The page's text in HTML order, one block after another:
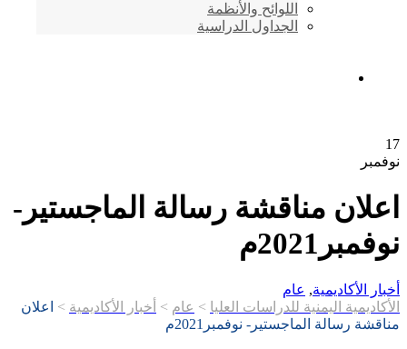
اللوائح والأنظمة
الجداول الدراسية
17
نوفمبر
اعلان مناقشة رسالة الماجستير-
نوفمبر2021م
أخبار الأكاديمية, عام
الأكاديمية اليمنية للدراسات العليا > عام > أخبار الأكاديمية >
اعلان
مناقشة رسالة الماجستير- نوفمبر2021م